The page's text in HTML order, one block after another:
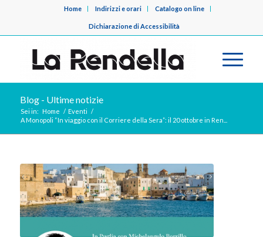
Home Indirizzi e orari Catalogo on line
Dichiarazione di Accessibilità
Blog - Ultime notizie
Sei in: Home / Eventi /
A Monopoli “In viaggio con il Corriere della Sera”: il 20 ottobre in Ren...